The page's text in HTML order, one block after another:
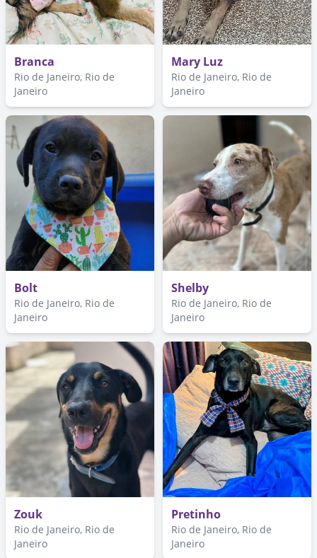
Branca
Rio de Janeiro, Rio de
Janeiro
Mary Luz
Rio de Janeiro, Rio de
Janeiro
Bolt
Rio de Janeiro, Rio de
Janeiro
Shelby
Rio de Janeiro, Rio de
Janeiro
Zouk
Rio de Janeiro, Rio de
Janeiro
Pretinho
Rio de Janeiro, Rio de
Janeiro